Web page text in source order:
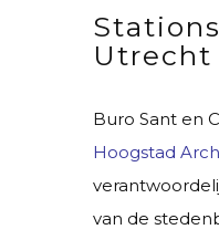
Utrecht
Buro Sant en
Hoogstad
van de